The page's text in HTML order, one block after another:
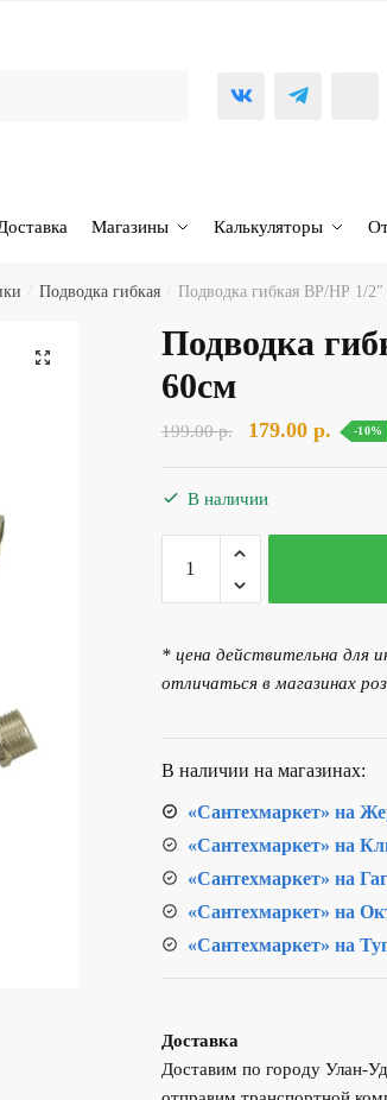
Магазины Калькуляторы
Подводка гибкая Подводка гибкая ВР/НР 1/2″
🔍
Подводка
60см
199.00р.
составляла
199.00 р..
179.00 р. -10%
В наличии
Количество
товара
Подводка
ВР/
* цена действительна для
отличаться в магазинах
В наличии на магазинах:
«Сантехмаркет» на
«Сантехмаркет» на
«Сантехмаркет» на
«Сантехмаркет» на
«Сантехмаркет» на
Доставка
Доставим по городу Улан-